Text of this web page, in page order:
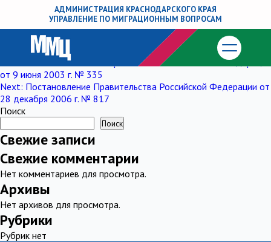
АДМИНИСТРАЦИЯ КРАСНОДАРСКОГО КРАЯ
УПРАВЛЕНИЕ ПО МИГРАЦИОННЫМ ВОПРОСАМ
Постановление Правительства
Российской Федерации от 15 июля 2010
г. № 528
Навигация
по
записям
Постановление Правительства Российской Федерации
от 9 июня 2003 г. № 335
Next: Постановление Правительства Российской Федерации от
28 декабря 2006 г. № 817
Поиск
Поиск
Свежие записи
Свежие комментарии
Нет комментариев для просмотра.
Архивы
Нет архивов для просмотра.
Рубрики
Рубрик нет